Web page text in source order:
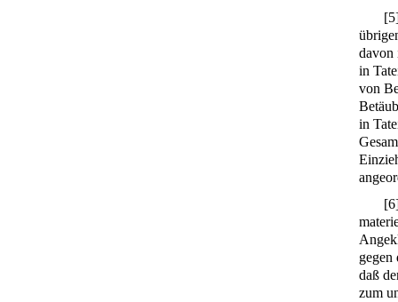
[5
davon
in
von
in
[6
gegen
daß
zum